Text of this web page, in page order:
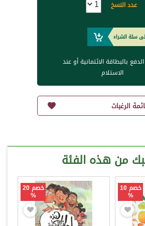
عدد النسخ
سلة الشراء
بالبطاقة الائتمانية أو عند
الاستلام
الرغبات
من هذه الفئة
خصم 10
%
خصم 20
%